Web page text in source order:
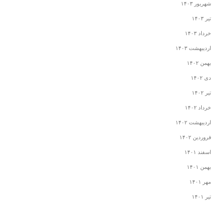
شهریور ۱۴۰۳
تیر ۱۴۰۳
خرداد ۱۴۰۳
اردیبهشت ۱۴۰۳
بهمن ۱۴۰۲
دی ۱۴۰۲
تیر ۱۴۰۲
خرداد ۱۴۰۲
اردیبهشت ۱۴۰۲
فروردین ۱۴۰۲
اسفند ۱۴۰۱
بهمن ۱۴۰۱
مهر ۱۴۰۱
تیر ۱۴۰۱